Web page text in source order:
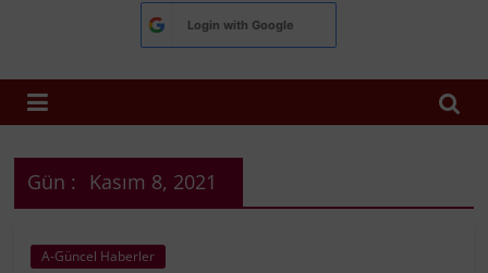
Login with Google
Gün : Kasım 8, 2021
A-Güncel Haberler